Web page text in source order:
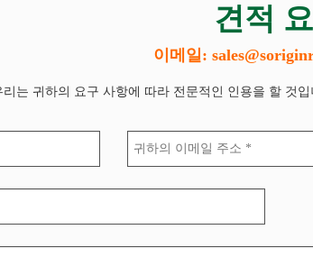
견적
이메일:
리는 귀하의 요구 사항에 따라 전문적인 인용을 할 것